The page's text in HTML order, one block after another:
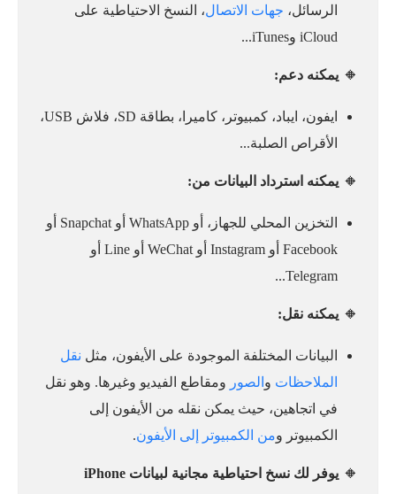
الرسائل، جهات الاتصال، النسخ الاحتياطية على
iCloud وiTunes...
🔸 يمكنه دعم:
ايفون، ايباد، كمبيوتر، كاميرا، بطاقة SD، فلاش USB،
الأقراص الصلبة...
🔸 يمكنه استرداد البيانات من:
التخزين المحلي للجهاز، أو WhatsApp أو Snapchat أو
Facebook أو Instagram أو WeChat أو Line أو
Telegram...
🔸 يمكنه نقل:
البيانات المختلفة الموجودة على الأيفون، مثل نقل
الملاحظات و الصور ومقاطع الفيديو وغيرها. وهو نقل
في اتجاهين، حيث يمكن نقله من الأيفون إلى
الكمبيوتر ومن الكمبيوتر إلى الأيفون.
🔸 يوفر لك نسخ احتياطية مجانية لبيانات iPhone